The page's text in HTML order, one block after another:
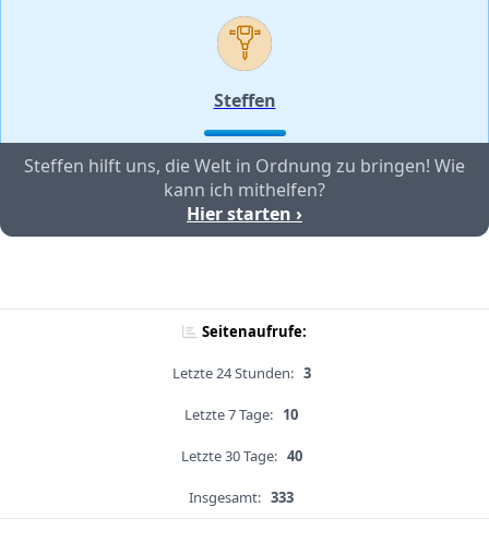
Steffen
Steffen hilft uns, die Welt in Ordnung zu bringen! Wie
kann ich mithelfen?
Hier starten ›
Seitenaufrufe:
Letzte 24 Stunden: 3
Letzte 7 Tage: 10
Letzte 30 Tage: 40
Insgesamt: 333